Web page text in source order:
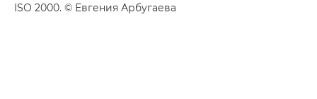
ISO 2000. © Евгения Арбугаева